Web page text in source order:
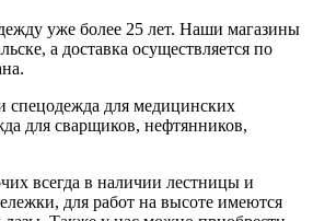
уже более 25 лет. Наши магазины
а доставка осуществляется по
спецодежда для медицинских
для сварщиков, нефтянников,
всегда в наличии лестницы и
для работ на высоте имеются